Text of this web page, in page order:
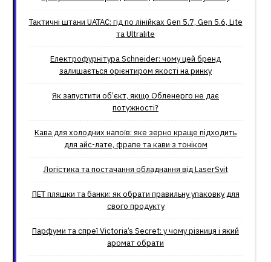
Тактичні штани UATAC: гід по лінійках Gen 5.7, Gen 5.6, Lite
та Ultralite
Електрофурнітура Schneider: чому цей бренд
залишається орієнтиром якості на ринку
Як запустити об’єкт, якщо Обленерго не дає
потужності?
Кава для холодних напоїв: яке зерно краще підходить
для айс-лате, фрапе та кави з тоніком
Логістика та постачання обладнання від LaserSvit
ПЕТ пляшки та банки: як обрати правильну упаковку для
свого продукту
Парфуми та спреї Victoria’s Secret: у чому різниця і який
аромат обрати